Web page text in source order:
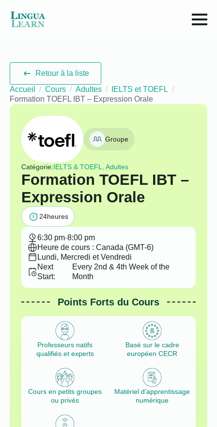
Retour à la liste
Accueil
Cours Adultes
IELTS et TOEFL
Formation TOEFL IBT – Expression Orale
Groupe
Catégorie:IELTS & TOEFL, Adultes
Formation TOEFL IBT –
Expression Orale
24heures
6:30 pm-8:00 pm
Heure de cours : Canada (GMT-6)
Lundi, Mercredi et Vendredi
Next
Start:
Every 2nd & 4th Week of the
Month
Points Forts du Cours
Professeurs natifs
qualifiés et experts
Basé sur le cadre
européen CECR
Cours en petits groupes
ou privés
Matériel d’apprentissage
numérique